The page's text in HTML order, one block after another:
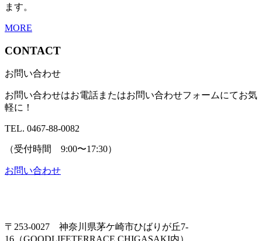
ます。
MORE
CONTACT
お問い合わせ
お問い合わせはお電話またはお問い合わせフォームにてお気
軽に！
TEL. 0467-88-0082
（受付時間 9:00〜17:30）
お問い合わせ
〒253-0027 神奈川県茅ケ崎市ひばりが丘7-